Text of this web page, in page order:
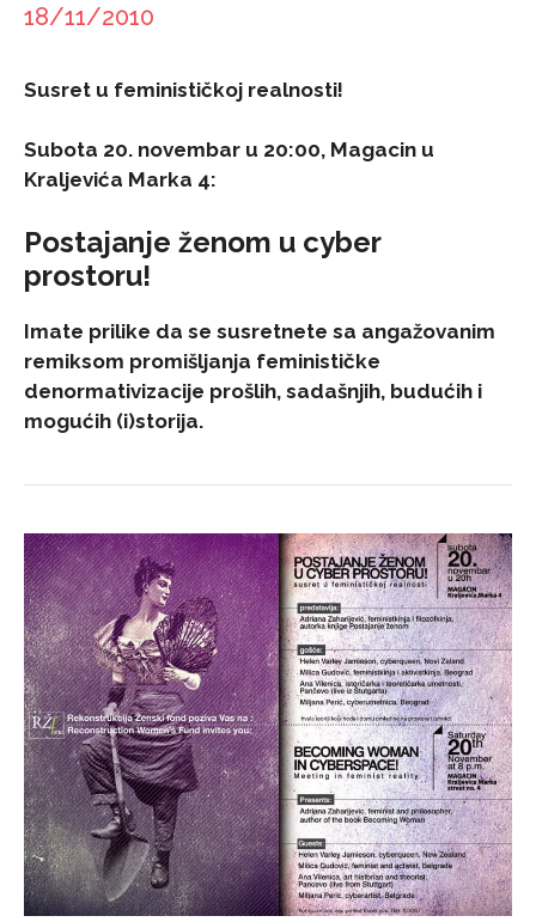
18/11/2010
Susret u feminističkoj realnosti!
Subota 20. novembar u 20:00, Magacin u
Kraljevića Marka 4:
Postajanje ženom u cyber
prostoru!
Imate prilike da se susretnete sa angažovanim
remiksom promišljanja feminističke
denormativizacije prošlih, sadašnjih, budućih i
mogućih (i)storija.